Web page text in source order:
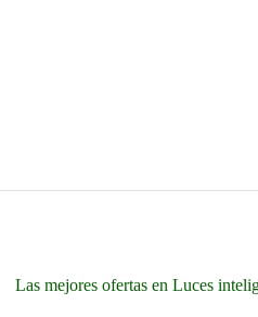
Las mejores ofertas en Luces